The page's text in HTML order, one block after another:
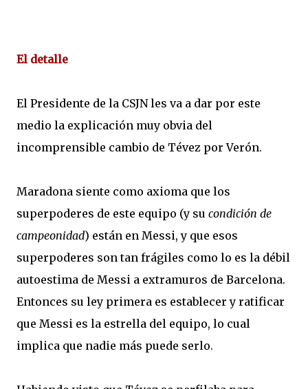
El detalle
El Presidente de la CSJN les va a dar por este
medio la explicación muy obvia del
incomprensible cambio de Tévez por Verón.
Maradona siente como axioma que los
superpoderes de este equipo (y su condición de
campeonidad) están en Messi, y que esos
superpoderes son tan frágiles como lo es la débil
autoestima de Messi a extramuros de Barcelona.
Entonces su ley primera es establecer y ratificar
que Messi es la estrella del equipo, lo cual
implica que nadie más puede serlo.